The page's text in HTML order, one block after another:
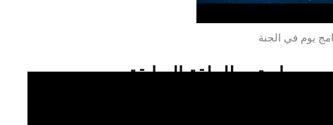
يوم في الجنة
استمع للحلقة السابقة